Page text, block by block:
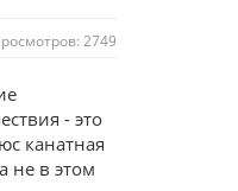
2749
- это
канатная
не в этом